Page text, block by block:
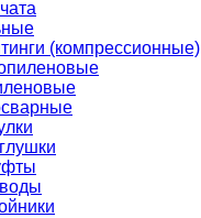
(компрессионные)